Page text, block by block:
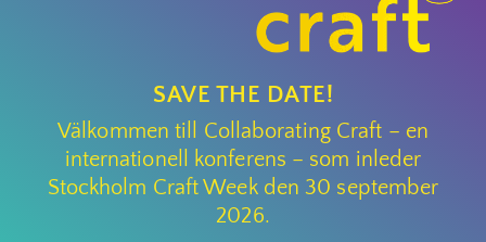
SAVE THE DATE!
Välkommen till Collaborating Craft – en
internationell konferens – som inleder
Stockholm Craft Week den 30 september
2026.